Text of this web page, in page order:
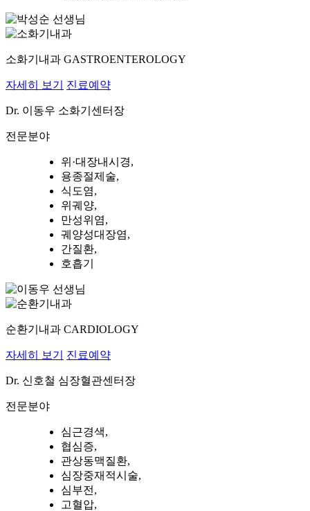
소화기내과 GASTROENTEROLOGY
자세히 보기 진료예약
Dr. 이동우 소화기센터장
전문분야
위·대장내시경,
용종절제술,
식도염,
위궤양,
만성위염,
궤양성대장염,
간질환,
호흡기
순환기내과 CARDIOLOGY
자세히 보기 진료예약
Dr. 신호철 심장혈관센터장
전문분야
심근경색,
협심증,
관상동맥질환,
심장중재적시술,
심부전,
고혈압,